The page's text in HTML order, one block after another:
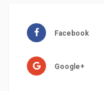
Facebook
Google+